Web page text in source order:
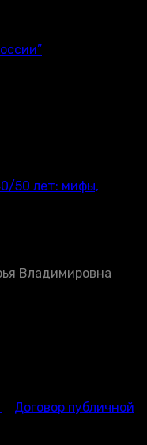
50 лет: мифы,
Владимировна
Договор публичной